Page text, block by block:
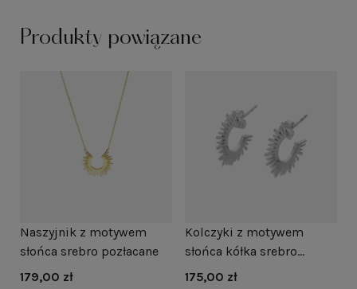
Produkty powiązane
Naszyjnik z motywem
słońca srebro pozłacane
179,00 zł
Kolczyki z motywem
słońca kółka srebro
rodowane
175,00 zł